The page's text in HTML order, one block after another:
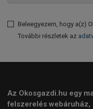
Beleegyezem, hogy a(z)
További részletek az
Az Okosgazdi.hu egy
felszerelés webáruház,